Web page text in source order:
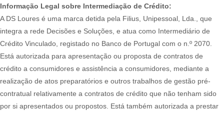
Informação Legal sobre Intermediação de Crédito:
A DS Loures é uma marca detida pela Filius, Unipessoal, Lda., que
integra a rede Decisões e Soluções, e atua como Intermediário de
Crédito Vinculado, registado no Banco de Portugal com o n.º 2070.
Está autorizada para apresentação ou proposta de contratos de
crédito a consumidores e assistência a consumidores, mediante a
realização de atos preparatórios e outros trabalhos de gestão pré-
contratual relativamente a contratos de crédito que não tenham sido
por si apresentados ou propostos. Está também autorizada a prestar